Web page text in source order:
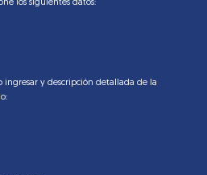
los siguientes datos:
ingresar y descripción detallada de la